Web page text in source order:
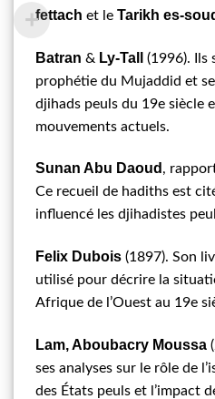
fettach et le Tarikh es-
Batran & Ly-Tall
(1996). Ils
prophétie du Mujaddid et
djihads peuls du 19e siècle
mouvements actuels.
Sunan Abu Daoud ,
Ce recueil de hadiths est
influencé les djihadistes
Felix Dubois (1897). Son
utilisé pour décrire la
Afrique de l’Ouest au 19e
Lam, Aboubacry Moussa
ses analyses sur le rôle de
des États peuls et l’impact